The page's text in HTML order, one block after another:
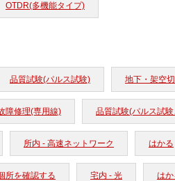
OTDR(多機能タイプ)
品質試験(パルス試験) 地下・架空
障修理(専用線) 品質試験(パルス試
所内 - 高速ネットワーク はかる
所を確認する 宅内 - 光 は